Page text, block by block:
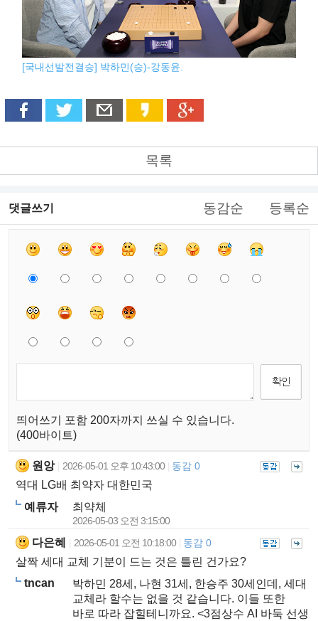
[국내선발전결승] 박하민(승)-강동윤.
목록
댓글쓰기 동감순 등록순
띄어쓰기 포함 200자까지 쓰실 수 있습니다.
(400바이트)
원앙 2026-05-01 오후 10:43:00 동감 0
역대 LG배 최약자 대한민국
예류자
최약체
2026-05-03 오전 3:15:00
다은혜 2026-05-01 오전 10:18:00 동감 0
살짝 세대 교체 기분이 드는 것은 틀린 건가요?
tncan
박하민 28세, 나현 31세, 한승주 30세인데, 세대
교체라 할수는 없을 것 같습니다. 이들 또한
바로 따라 잡힐테니까요. <3점상수 AI 바둑 선생